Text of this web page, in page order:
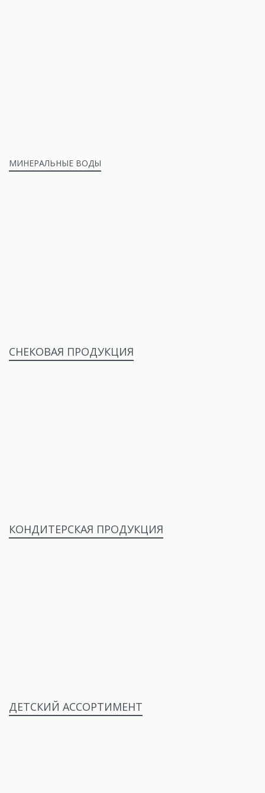
МИНЕРАЛЬНЫЕ ВОДЫ
СНЕКОВАЯ ПРОДУКЦИЯ
КОНДИТЕРСКАЯ ПРОДУКЦИЯ
ДЕТСКИЙ АССОРТИМЕНТ